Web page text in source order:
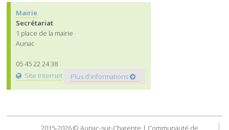
Mairie
Secrétariat
1 place de la mairie
Aunac
05 45 22 24 38
Site Internet
Plus d'informations
2015-2026 © Aunac-sur-Charente | Communauté de